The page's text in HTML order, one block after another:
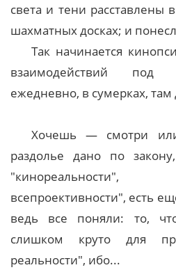
света и тени расставлены
шахматных досках; и
Так начинается
взаимодействий под
ежедневно, в сумерках, там
Хочешь — смотри
раздолье дано по
всепроективности", есть
ведь все поняли: то,
слишком круто для
реальности", ибо...